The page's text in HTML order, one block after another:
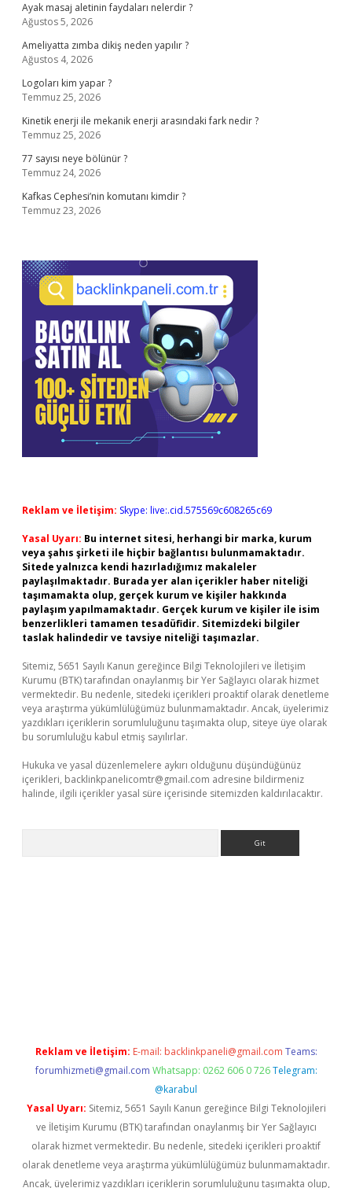
Ayak masaj aletinin faydaları nelerdir ?
Ağustos 5, 2026
Ameliyatta zımba dikiş neden yapılır ?
Ağustos 4, 2026
Logoları kim yapar ?
Temmuz 25, 2026
Kinetik enerji ile mekanik enerji arasındaki fark nedir ?
Temmuz 25, 2026
77 sayısı neye bölünür ?
Temmuz 24, 2026
Kafkas Cephesi’nin komutanı kimdir ?
Temmuz 23, 2026
Reklam ve İletişim: Skype: live:.cid.575569c608265c69
Yasal Uyarı: Bu internet sitesi, herhangi bir marka, kurum
veya şahıs şirketi ile hiçbir bağlantısı bulunmamaktadır.
Sitede yalnızca kendi hazırladığımız makaleler
paylaşılmaktadır. Burada yer alan içerikler haber niteliği
taşımamakta olup, gerçek kurum ve kişiler hakkında
paylaşım yapılmamaktadır. Gerçek kurum ve kişiler ile isim
benzerlikleri tamamen tesadüfidir. Sitemizdeki bilgiler
taslak halindedir ve tavsiye niteliği taşımazlar.
Sitemiz, 5651 Sayılı Kanun gereğince Bilgi Teknolojileri ve İletişim
Kurumu (BTK) tarafından onaylanmış bir Yer Sağlayıcı olarak hizmet
vermektedir. Bu nedenle, sitedeki içerikleri proaktif olarak denetleme
veya araştırma yükümlülüğümüz bulunmamaktadır. Ancak, üyelerimiz
yazdıkları içeriklerin sorumluluğunu taşımakta olup, siteye üye olarak
bu sorumluluğu kabul etmiş sayılırlar.
Hukuka ve yasal düzenlemelere aykırı olduğunu düşündüğünüz
içerikleri, backlinkpanelicomtr@gmail.com adresine bildirmeniz
halinde, ilgili içerikler yasal süre içerisinde sitemizden kaldırılacaktır.
Reklam ve İletişim: E-mail: backlinkpaneli@gmail.com Teams:
forumhizmeti@gmail.com Whatsapp: 0262 606 0 726 Telegram:
@karabul
Yasal Uyarı: Sitemiz, 5651 Sayılı Kanun gereğince Bilgi Teknolojileri
ve İletişim Kurumu (BTK) tarafından onaylanmış bir Yer Sağlayıcı
olarak hizmet vermektedir. Bu nedenle, sitedeki içerikleri proaktif
olarak denetleme veya araştırma yükümlülüğümüz bulunmamaktadır.
Ancak, üyelerimiz yazdıkları içeriklerin sorumluluğunu taşımakta olup,